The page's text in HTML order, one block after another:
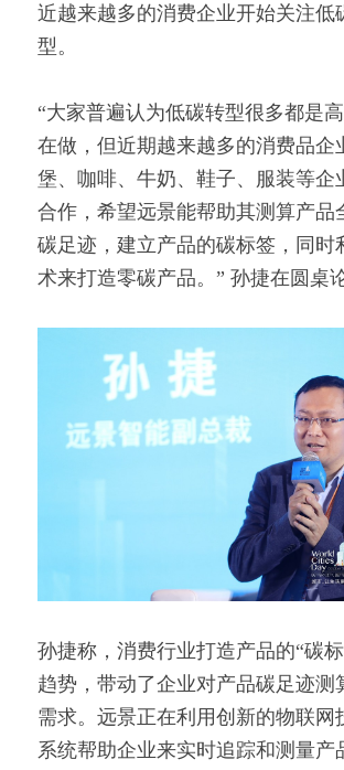
近越来越多的消费企业开始关注低
型。
“大家普遍认为低碳转型很多都是
在做，但近期越来越多的消费品企
堡、咖啡、牛奶、鞋子、服装等企
合作，希望远景能帮助其测算产品
碳足迹，建立产品的碳标签，同时
术来打造零碳产品。” 孙捷在圆桌
孙捷称，消费行业打造产品的“碳
趋势，带动了企业对产品碳足迹测
需求。远景正在利用创新的物联网
系统帮助企业来实时追踪和测量产